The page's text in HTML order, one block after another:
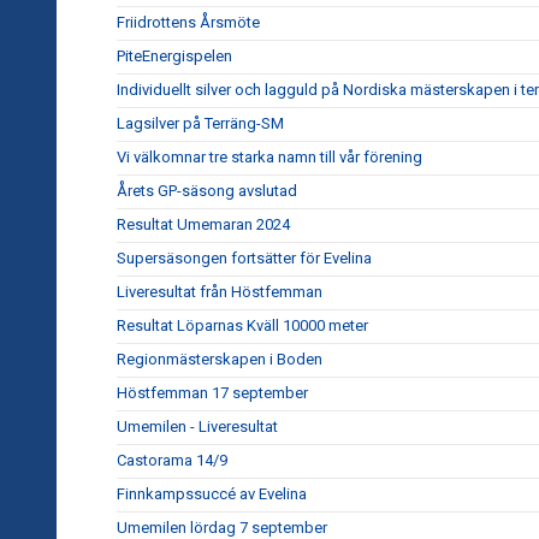
Friidrottens Årsmöte
PiteEnergispelen
Individuellt silver och lagguld på Nordiska mästerskapen i
Lagsilver på Terräng-SM
Vi välkomnar tre starka namn till vår förening
Årets GP-säsong avslutad
Resultat Umemaran 2024
Supersäsongen fortsätter för Evelina
Liveresultat från Höstfemman
Resultat Löparnas Kväll 10000 meter
Regionmästerskapen i Boden
Höstfemman 17 september
Umemilen - Liveresultat
Castorama 14/9
Finnkampssuccé av Evelina
Umemilen lördag 7 september